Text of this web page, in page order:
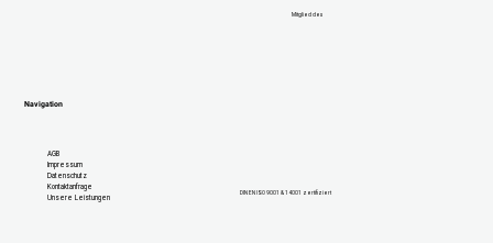
DIN EN ISO 9001 & 14001 zertifiziert
Mitglied des
Navigation
AGB
Impressum
Datenschutz
Kontaktanfrage
Unsere Leistungen